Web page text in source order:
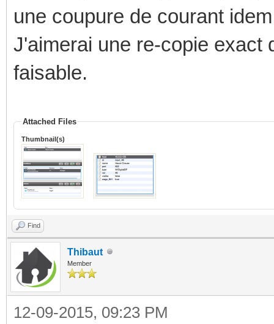
une coupure de courant
J'aimerai une re-copie exact
faisable.
Attached Files
Thumbnail(s)
Find
Thibaut
Member
12-09-2015, 09:23 PM